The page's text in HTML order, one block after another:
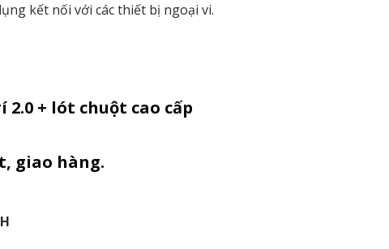
kết nối với các thiết bị ngoại vi.
+ lót chuột cao cấp
giao hàng.